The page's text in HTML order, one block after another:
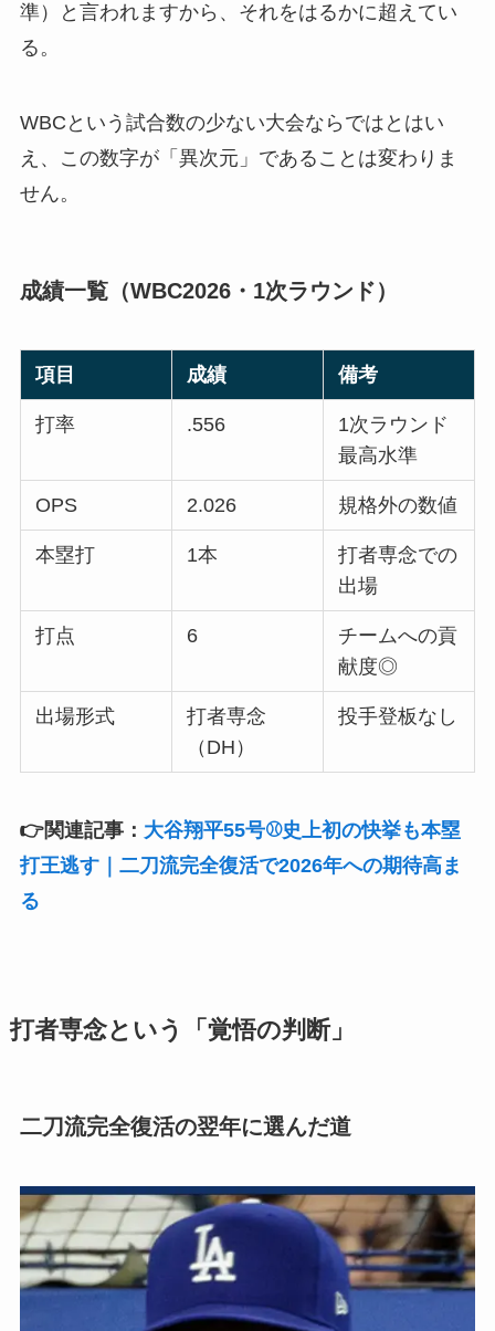
準）と言われますから、それをはるかに超えてい
る。
WBCという試合数の少ない大会ならではとはい
え、この数字が「異次元」であることは変わりま
せん。
成績一覧（WBC2026・1次ラウンド）
項目 成績 備考
打率 .556
1次ラウンド
最高水準
OPS 2.026 規格外の数値
本塁打 1本
打者専念での
出場
打点 6
チームへの貢
献度◎
出場形式
打者専念
（DH）
投手登板なし
👉関連記事： 大谷翔平55号⚾史上初の快挙も本塁
打王逃す｜二刀流完全復活で2026年への期待高ま
る
打者専念という「覚悟の判断」
二刀流完全復活の翌年に選んだ道